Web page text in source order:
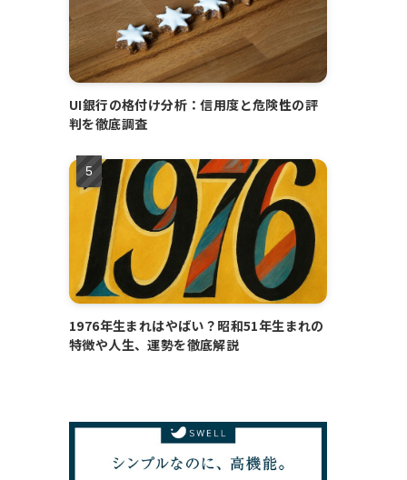
UI銀行の格付け分析：信用度と危険性の評
判を徹底調査
1976年生まれはやばい？昭和51年生まれの
特徴や人生、運勢を徹底解説